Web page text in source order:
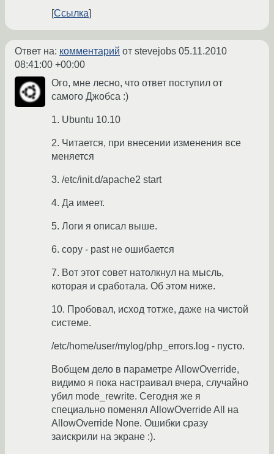
Ссылка
Ответ на: комментарий от stevejobs 05.11.2010
08:41:00 +00:00
Ого, мне лесно, что ответ поступил от
самого Джобса :)
1. Ubuntu 10.10
2. Читается, при внесении изменения все
меняется
3. /etc/init.d/apache2 start
4. Да имеет.
5. Логи я описал выше.
6. copy - past не ошибается
7. Вот этот совет натолкнул на мысль,
которая и сработала. Об этом ниже.
10. Пробовал, исход тотже, даже на чистой
системе.
/etc/home/user/mylog/php_errors.log - пусто.
Вобщем дело в параметре AllowOverridе,
видимо я пока настраивал вчера, случайно
убил mode_rewrite. Сегодня же я
специально поменял AllowOverride All на
AllowOverride None. Ошибки сразу
заискрили на экране :).